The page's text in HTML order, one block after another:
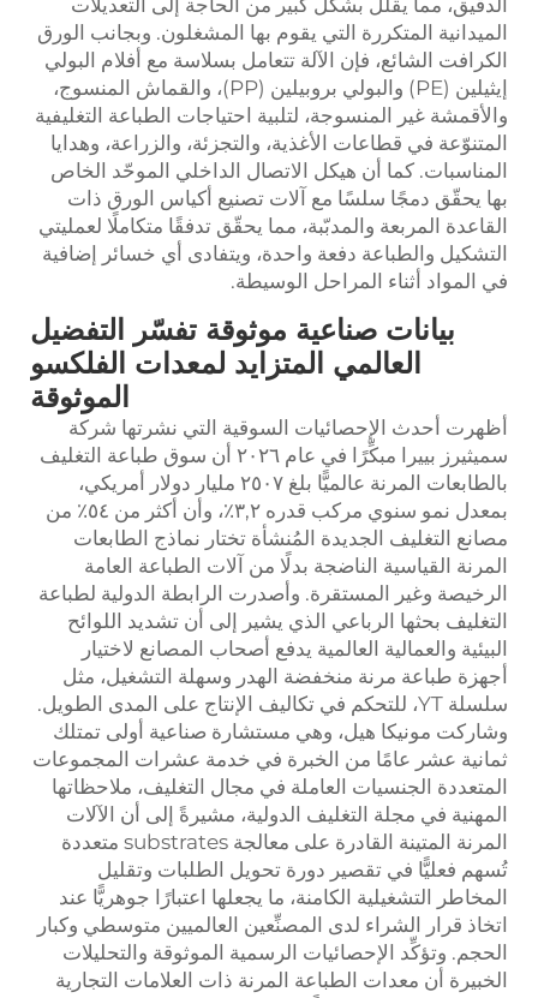
الميدانية المتكررة التي يقوم بها المشغلون. وبجانب الورق
الكرافت الشائع، فإن الآلة تتعامل بسلاسة مع أفلام البولي
إيثيلين (PE) والبولي بروبيلين (PP)، والقماش المنسوج،
والأقمشة غير المنسوجة، لتلبية احتياجات الطباعة التغليفية
المتنوّعة في قطاعات الأغذية، والتجزئة، والزراعة، وهدايا
المناسبات. كما أن هيكل الاتصال الداخلي الموحّد الخاص
بها يحقّق دمجًا سلسًا مع آلات تصنيع أكياس الورق ذات
القاعدة المربعة والمدبّبة، مما يحقّق تدفقًا متكاملًا لعمليتي
التشكيل والطباعة دفعة واحدة، ويتفادى أي خسائر إضافية
في المواد أثناء المراحل الوسيطة.
بيانات صناعية موثوقة تفسّر التفضيل
العالمي المتزايد لمعدات الفلكسو
الموثوقة
أظهرت أحدث الإحصائيات السوقية التي نشرتها شركة
سميثيرز بييرا مبكِّرًا في عام ٢٠٢٦ أن سوق طباعة التغليف
بالطابعات المرنة عالميًّا بلغ ٢٥٠٧ مليار دولار أمريكي،
بمعدل نمو سنوي مركب قدره ٣,٢٪، وأن أكثر من ٥٤٪ من
مصانع التغليف الجديدة المُنشأة تختار نماذج الطابعات
المرنة القياسية الناضجة بدلًا من آلات الطباعة العامة
الرخيصة وغير المستقرة. وأصدرت الرابطة الدولية لطباعة
التغليف بحثها الرباعي الذي يشير إلى أن تشديد اللوائح
البيئية والعمالية العالمية يدفع أصحاب المصانع لاختيار
أجهزة طباعة مرنة منخفضة الهدر وسهلة التشغيل، مثل
سلسلة YT، للتحكم في تكاليف الإنتاج على المدى الطويل.
وشاركت مونيكا هيل، وهي مستشارة صناعية أولى تمتلك
ثمانية عشر عامًا من الخبرة في خدمة عشرات المجموعات
المتعددة الجنسيات العاملة في مجال التغليف، ملاحظاتها
المهنية في مجلة التغليف الدولية، مشيرةً إلى أن الآلات
المرنة المتينة القادرة على معالجة substrates متعددة
تُسهم فعليًّا في تقصير دورة تحويل الطلبات وتقليل
المخاطر التشغيلية الكامنة، ما يجعلها اعتبارًا جوهريًّا عند
اتخاذ قرار الشراء لدى المصنِّعين العالميين متوسطي وكبار
الحجم. وتؤكِّد الإحصائيات الرسمية الموثوقة والتحليلات
الخبيرة أن معدات الطباعة المرنة ذات العلامات التجارية